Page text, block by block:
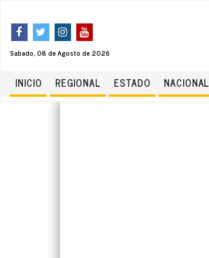
Sabado, 08 de Agosto de 2026
INICIO REGIONAL ESTADO NACIONAL